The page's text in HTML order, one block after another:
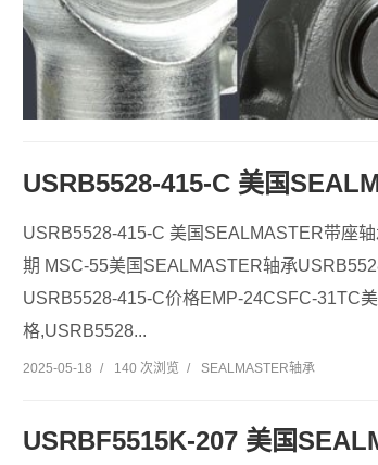
USRB5528-415-C 美国
USRB5528-415-C 美国SEALMASTER带座
期 MSC-55美国SEALMASTER轴承
USRB5528-415-C价格EMP-24CSFC-31TC
格,USRB5528...
2025-05-18 / 140 次浏览 / SEALMASTER轴承
USRBF5515K-207 美国